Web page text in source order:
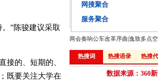
网搜聚合
服务聚合
”陈骏建议采取
接的、短期的、
既要关注大学在
汪洋："机构改革要破解政府
解读：从政府工作报告看改
两会奏响公车改革序曲 逸致多点